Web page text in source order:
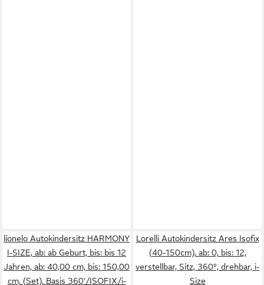
lionelo Autokindersitz HARMONY
I-SIZE, ab: ab Geburt, bis: bis 12
Jahren, ab: 40,00 cm, bis: 150,00
cm, (Set), Basis 360'/ISOFIX/i-
Lorelli Autokindersitz Ares Isofix
(40-150cm), ab: 0, bis: 12,
verstellbar, Sitz, 360°, drehbar, i-
Size